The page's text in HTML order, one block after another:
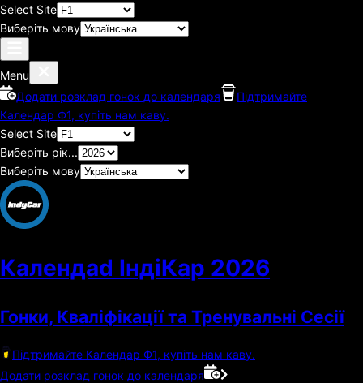
Select Site
Виберіть мову
Menu
Додати розклад гонок до календаря
Підтримайте
Календар Ф1, купіть нам каву.
Select Site
Виберіть рік...
Виберіть мову
Календаd ІндіКар 2026
Гонки, Кваліфікації та Тренувальні Сесії
Підтримайте Календар Ф1, купіть нам каву.
Додати розклад гонок до календаря